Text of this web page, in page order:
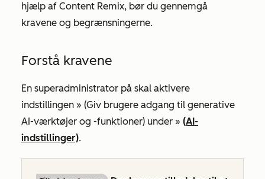
hjælp af Content Remix, bør du gennemgå
kravene og begrænsningerne.
Forstå kravene
En superadministrator på skal aktivere
indstillingen » (Giv brugere adgang til generative
AI-værktøjer og -funktioner) under » (AI-
indstillinger).